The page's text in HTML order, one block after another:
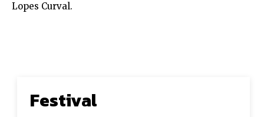
Lopes Curval.
Festival